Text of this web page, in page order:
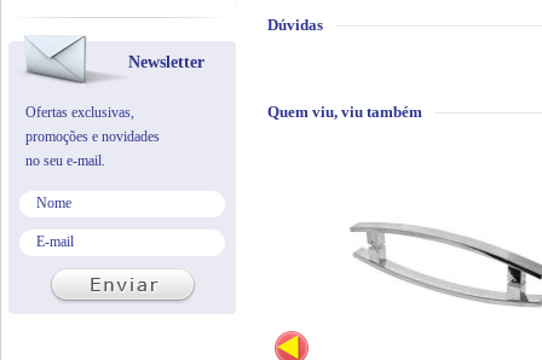
Dúvidas
Quem viu, viu também
Newsletter
Ofertas exclusivas,
promoções e novidades
no seu e-mail.